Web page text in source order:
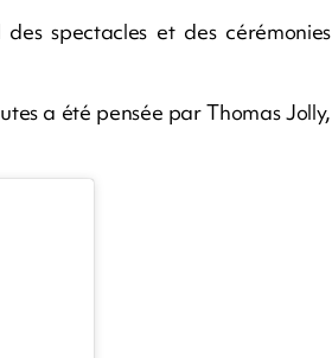
spectacles et des cérémonies
a été pensée par Thomas Jolly,